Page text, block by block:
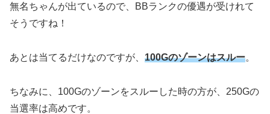
無名ちゃんが出ているので、BBランクの優遇が受けれて
そうですね！
あとは当てるだけなのですが、 100Gのゾーンはスルー。
ちなみに、100Gのゾーンをスルーした時の方が、250Gの
当選率は高めです。